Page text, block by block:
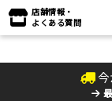
店舗情報・
よくある質問